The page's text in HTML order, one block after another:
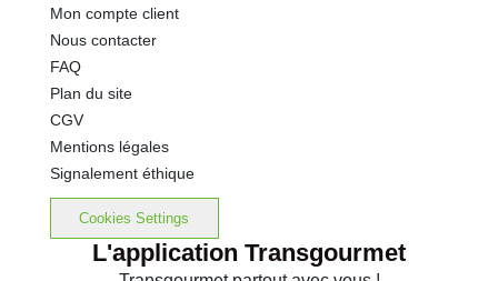
Mon compte client
Nous contacter
FAQ
Plan du site
CGV
Mentions légales
Signalement éthique
Cookies Settings
L'application Transgourmet